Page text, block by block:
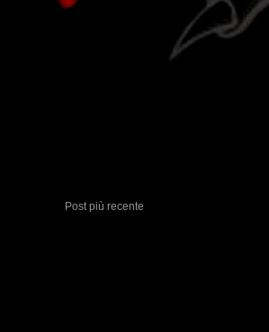
Post più recente